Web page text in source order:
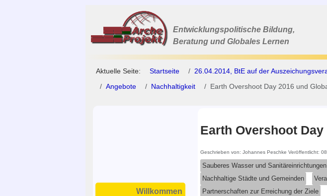
Entwicklungspolitische Bildung,
Beratung und Globales Lernen
Aktuelle Seite: Startseite
26.04.2014, BtE auf der
Angebote
Nachhaltigkeit Earth Overshoot Day 2016 und
Willkommen
Earth Overshoot
Geschrieben von: Johannes Peschke Veröffentlicht:
Sauberes Wasser und Sanitäreinrichtungen
Nachhaltige Städte und Gemeinden
Partnerschaften zur Erreichung der Ziele